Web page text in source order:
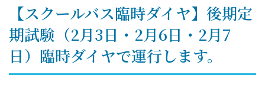
【スクールバス臨時ダイヤ】後期定
期試験（2月3日・2月6日・2月7
日）臨時ダイヤで運行します。